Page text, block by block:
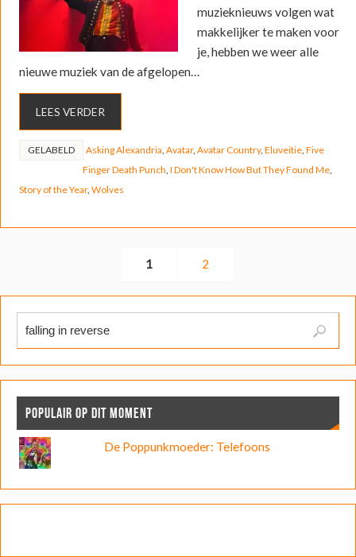
muzieknieuws volgen wat
makkelijker te maken voor
je, hebben we weer alle
nieuwe muziek van de afgelopen…
LEES VERDER
GELABELD Asking Alexandria Avatar, Avatar Country, Eluveitie, Five
Finger Death Punch I Don't Know How But They Found Me,
Story of the Year, Wolves
1 2
POPULAIR OP DIT MOMENT
De Poppunkmoeder: Telefoons